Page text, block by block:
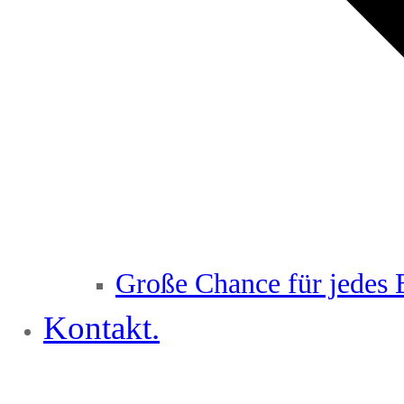
Große Chance für jedes
Kontakt.